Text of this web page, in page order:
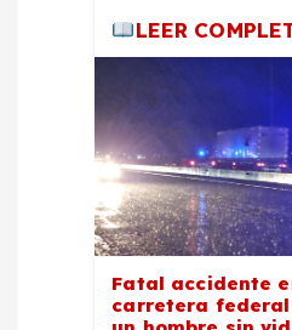
LEER
Fatal accidente
carretera